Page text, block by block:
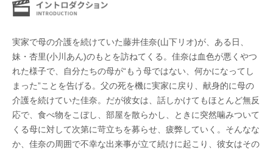
実家で母の介護を続けていた藤井佳奈(山下リオ)が、ある日、
妹・杏里(小川あん)のもとを訪ねてくる。佳奈は血色が悪くやつ
れた様子で、自分たちの母が“もう母ではない、何かになってし
まった”ことを告げる。父の死を機に実家に戻り、献身的に母の
介護を続けていた佳奈。だが彼女は、話しかけてもほとんど無反
応で、食べ物をこぼし、部屋を散らかし、ときに突然噛みついて
くる母に対して次第に苛立ちを募らせ、疲弊していく。そんなな
か、佳奈の周囲で不幸な出来事が立て続けに起こり、彼女はその